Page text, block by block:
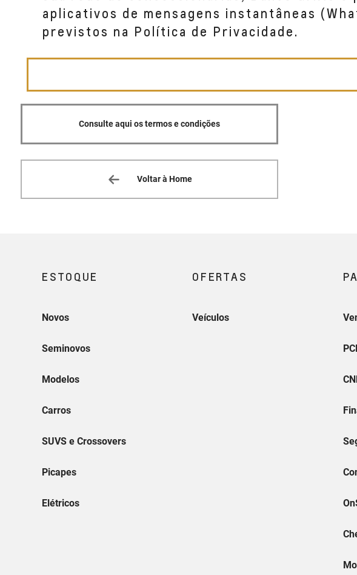
aplicativos de mensagens instantâneas
previstos na Política de Privacidade.
Consulte aqui os termos e condições
Voltar à Home